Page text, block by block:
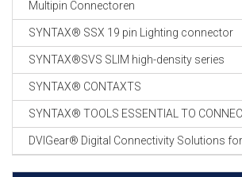
Multipin Connectoren
SYNTAX® SSX 19 pin Lighting connector
SYNTAX®SVS SLIM high-density series
SYNTAX® CONTAXTS
SYNTAX® TOOLS ESSENTIAL TO
DVIGear® Digital Connectivity Solutions